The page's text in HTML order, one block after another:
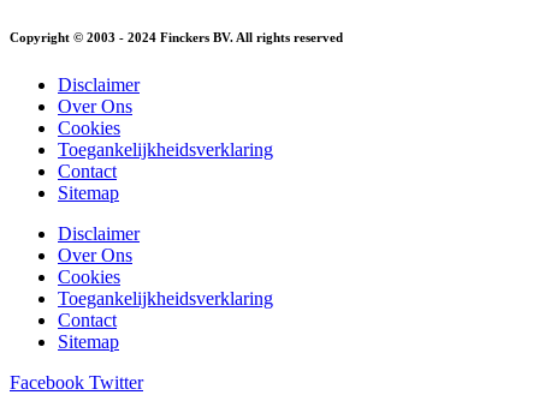
Copyright © 2003 - 2024 Finckers BV. All rights reserved
Disclaimer
Over Ons
Cookies
Toegankelijkheidsverklaring
Contact
Sitemap
Disclaimer
Over Ons
Cookies
Toegankelijkheidsverklaring
Contact
Sitemap
Facebook Twitter